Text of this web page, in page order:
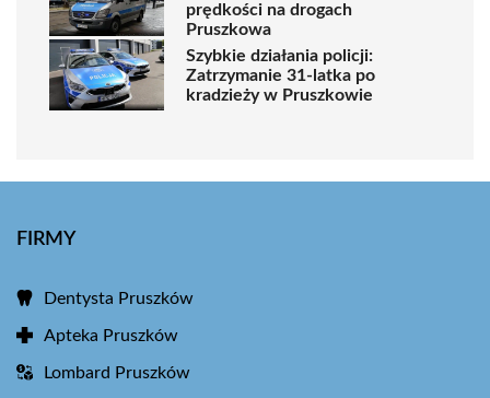
prędkości na drogach
Pruszkowa
Szybkie działania policji:
Zatrzymanie 31-latka po
kradzieży w Pruszkowie
FIRMY
Dentysta Pruszków
Apteka Pruszków
Lombard Pruszków